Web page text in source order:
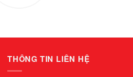
THÔNG TIN LIÊN HỆ